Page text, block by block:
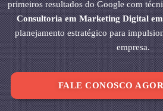
primeiros resultados do Google com
Consultoria em Marketing Digital
planejamento estratégico para
empresa.
FALE CONOSCO